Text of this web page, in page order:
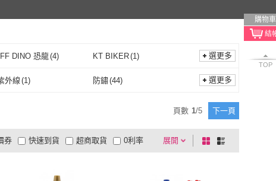
購物車
TOP
DINO 恐龍(4) KT BIKER(1)
Off( 7) GIANT(4
PUFF DINO 恐龍
Ortlieb(1) STEEL KOTE 史帝波特(3)
選更多
外線 (1) 防鏽(44) 選更多
頁數 1/5 下一頁
展開
券
有影片
商品有量 電視購物
快速到貨 超商取貨 0利率
及以上
棋
盤
列